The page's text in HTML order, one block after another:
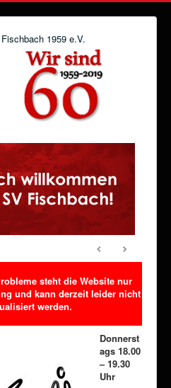
steht die Website nur
und kann derzeit leider nicht
werden.
Donnerst
ags 18.00
– 19.30
Uhr